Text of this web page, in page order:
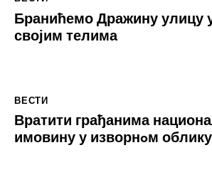
Бранићемо Дражину улицу
својим телима
ВЕСТИ
Вратити грађанима
имовину у изворнoм облику